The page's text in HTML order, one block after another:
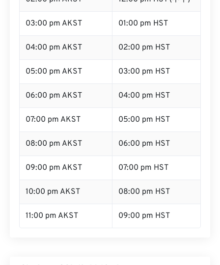
03:00 pm AKST 01:00 pm HST
04:00 pm AKST 02:00 pm HST
05:00 pm AKST 03:00 pm HST
06:00 pm AKST 04:00 pm HST
07:00 pm AKST 05:00 pm HST
08:00 pm AKST 06:00 pm HST
09:00 pm AKST 07:00 pm HST
10:00 pm AKST 08:00 pm HST
11:00 pm AKST 09:00 pm HST